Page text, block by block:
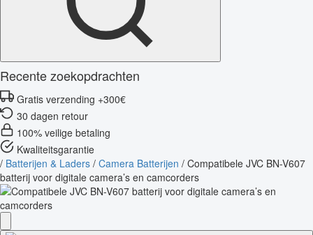
Recente zoekopdrachten
Gratis verzending +300€
30 dagen retour
100% veilige betaling
Kwaliteitsgarantie
/ Batterijen & Laders / Camera Batterijen / Compatibele JVC BN-V607
batterij voor digitale camera’s en camcorders